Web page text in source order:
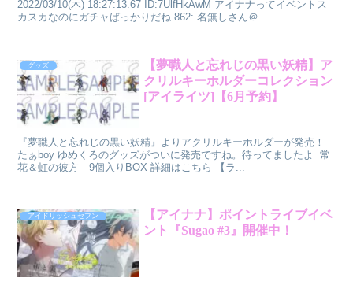
2022/03/10(木) 18:27:13.67 ID:7UlfHkAwM アイナナってイベントス
カスカなのにガチャばっかりだね 862: 名無しさん＠...
グッズ
【夢職人と忘れじの黒い妖精】ア
クリルキーホルダーコレクション
[アイライツ]【6月予約】
『夢職人と忘れじの黒い妖精』よりアクリルキーホルダーが発売！
たぁboy ゆめくろのグッズがついに発売ですね。待ってましたよ 常
花＆虹の彼方 9個入りBOX 詳細はこちら 【ラ...
アイドリッシュセブン
【アイナナ】ポイントライブイベ
ント『Sugao #3』開催中！